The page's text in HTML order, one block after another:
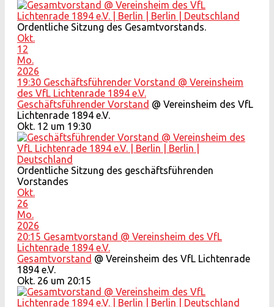
Ordentliche Sitzung des Gesamtvorstands.
Okt.
12
Mo.
2026
19:30 Geschäftsführender Vorstand @ Vereinsheim
des VfL Lichtenrade 1894 e.V.
Geschäftsführender Vorstand @ Vereinsheim des VfL
Lichtenrade 1894 e.V.
Okt. 12 um 19:30
Ordentliche Sitzung des geschäftsführenden
Vorstandes
Okt.
26
Mo.
2026
20:15 Gesamtvorstand @ Vereinsheim des VfL
Lichtenrade 1894 e.V.
Gesamtvorstand @ Vereinsheim des VfL Lichtenrade
1894 e.V.
Okt. 26 um 20:15